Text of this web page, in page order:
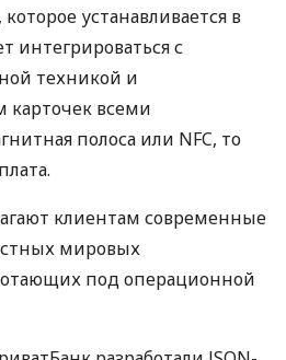
устанавливается в
интегрироваться с
техникой и
всеми
полоса или NFC, то
клиентам современные
мировых
под операционной